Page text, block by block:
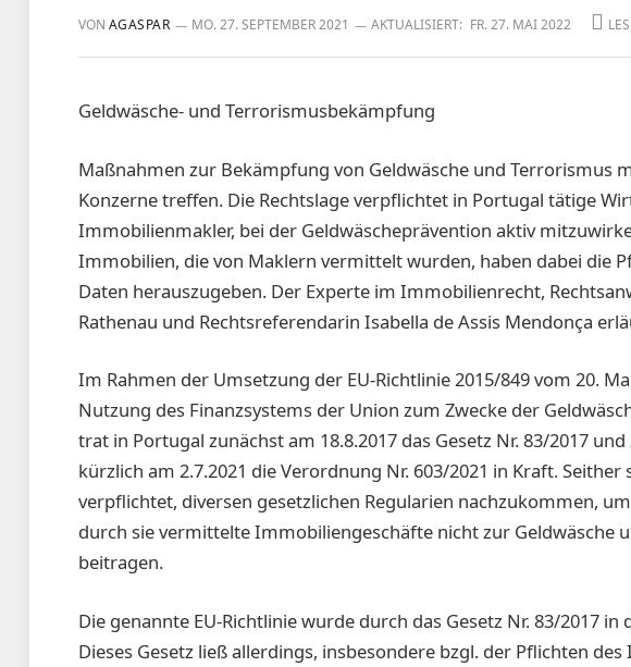
VON AGASPAR MO. 27. SEPTEMBER 2021 AKTUALISIERT: FR. 27. MAI 2022
Geldwäsche- und Terrorismusbekämpfung
Maßnahmen zur Bekämpfung von Geldwäsche und Terrorismus
Konzerne treffen. Die Rechtslage verpflichtet in Portugal tätige
Immobilienmakler, bei der Geldwäscheprävention aktiv
Immobilien, die von Maklern vermittelt wurden, haben dabei die
Daten herauszugeben. Der Experte im Immobilienrecht,
Rathenau und Rechtsreferendarin Isabella de Assis Mendonça
Im Rahmen der Umsetzung der EU-Richtlinie 2015/849 vom 20.
Nutzung des Finanzsystems der Union zum Zwecke der
trat in Portugal zunächst am 18.8.2017 das Gesetz Nr. 83/2017
kürzlich am 2.7.2021 die Verordnung Nr. 603/2021 in Kraft.
verpflichtet, diversen gesetzlichen Regularien nachzukommen,
durch sie vermittelte Immobiliengeschäfte nicht zur Geldwäsche
beitragen.
Die genannte EU-Richtlinie wurde durch das Gesetz Nr. 83/2017
Dieses Gesetz ließ allerdings, insbesondere bzgl. der Pflichten